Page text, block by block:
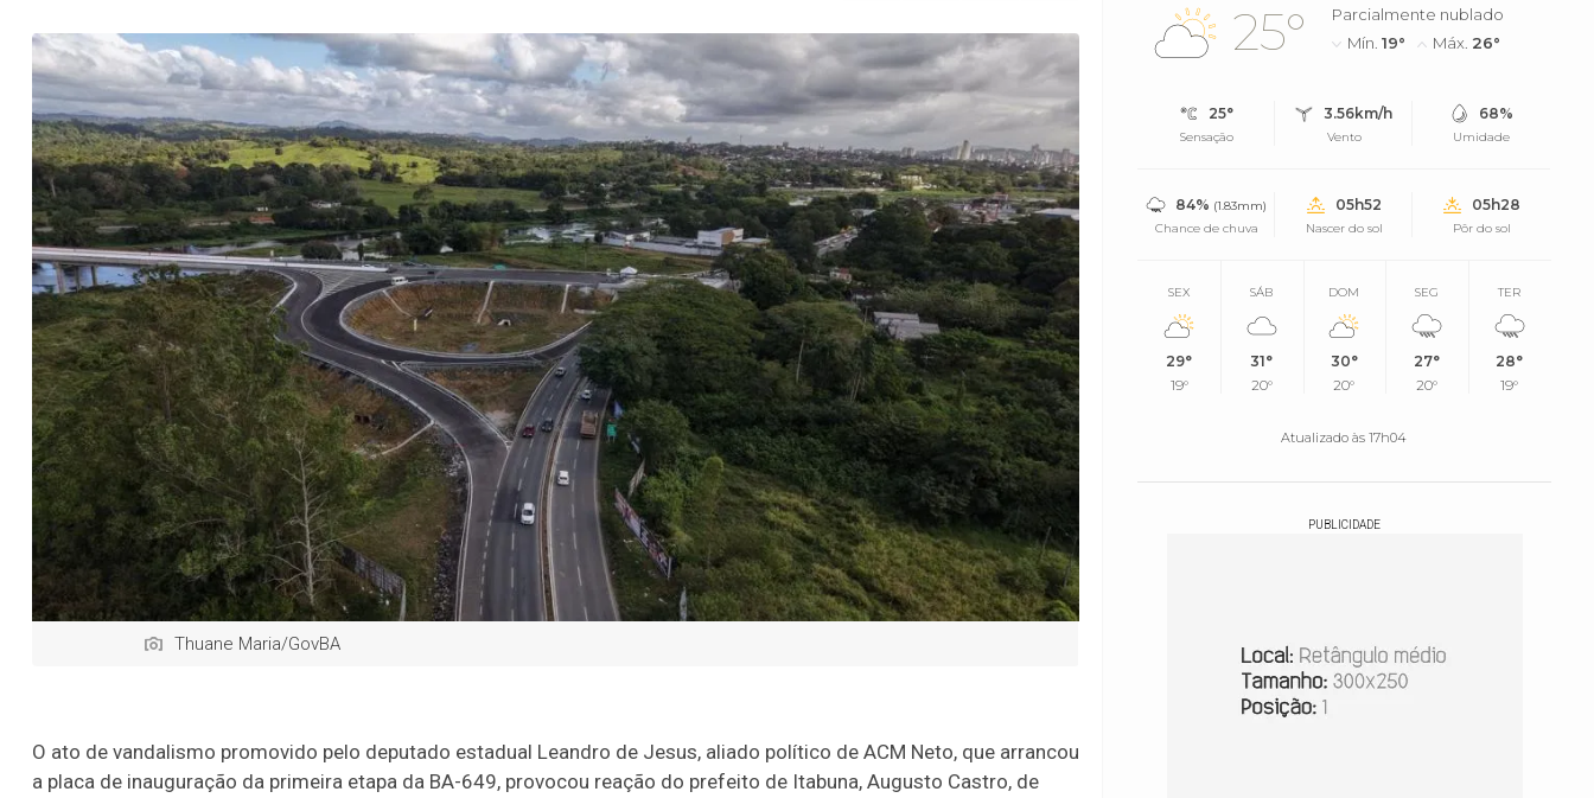
Thuane Maria/GovBA
O ato de vandalismo promovido pelo deputado estadual Leandro de Jesus, aliado político de ACM Neto, que arrancou
a placa de inauguração da primeira etapa da BA-649, provocou reação do prefeito de Itabuna, Augusto Castro, de
25°
Parcialmente nublado
Mín.19° Máx. 26°
25°
Sensação
3.56km/h
Vento
68%
Umidade
84% (1.83mm)
Chance de chuva
05h52
Nascer do sol
05h28
Pôr do sol
SEX
29°
19°
SÁB
31°
20°
DOM
30°
20°
SEG
27°
20°
TER
28°
19°
Atualizado às 17h04
PUBLICIDADE